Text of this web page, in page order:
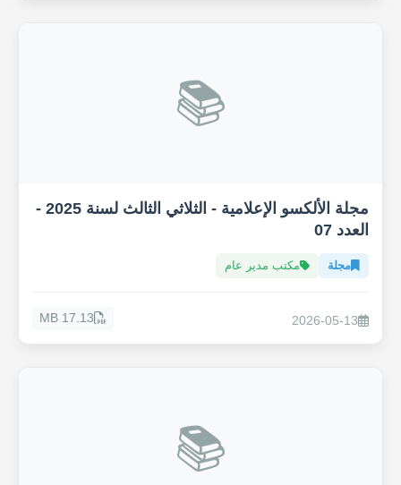
📚
مجلة الألكسو الإعلامية - الثلاثي الثالث لسنة 2025 -
العدد 07
مجلة مكتب مدير عام
2026-05-13
17.13 MB
📚